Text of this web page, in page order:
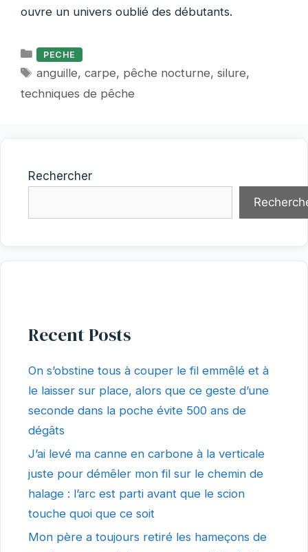
ouvre un univers oublié des débutants.
Catégories
PECHE
Étiquettes
anguille,carpe, pêche nocturne,silure,
techniques de pêche
Rechercher
Recent Posts
On s’obstine tous à couper le fil emmêlé et à
le laisser sur place, alors que ce geste d’une
seconde dans la poche évite 500 ans de
dégâts
J’ai levé ma canne en carbone à la verticale
juste pour démêler mon fil sur le chemin de
halage : l’arc est parti avant que le scion
touche quoi que ce soit
Mon père a toujours retiré les hameçons de